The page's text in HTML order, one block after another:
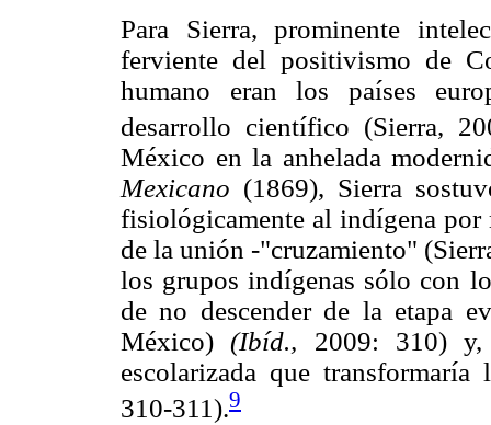
Para Sierra, prominente
ferviente del positivismo de
humano eran los países
desarrollo científico (Sierra,
México en la anhelada
Mexicano (1869), Sierra
fisiológicamente al indígena por
de la unión -"cruzamiento"
los grupos indígenas sólo con
de no descender de la etapa
México)(Ibíd., 2009: 310) y,
escolarizada que
310-311).9